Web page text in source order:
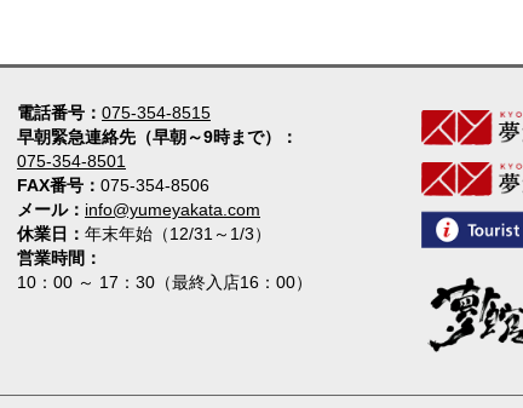
電話番号
075-354-8515
早朝緊急連絡先（早朝～9時まで）
075-354-8501
FAX番号
075-354-8506
メール
info@yumeyakata.com
休業日
年末年始（12/31～1/3）
営業時間
10：00 ～ 17：30（最終入店16：00）